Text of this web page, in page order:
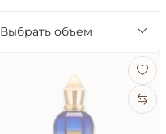
Выбрать объем